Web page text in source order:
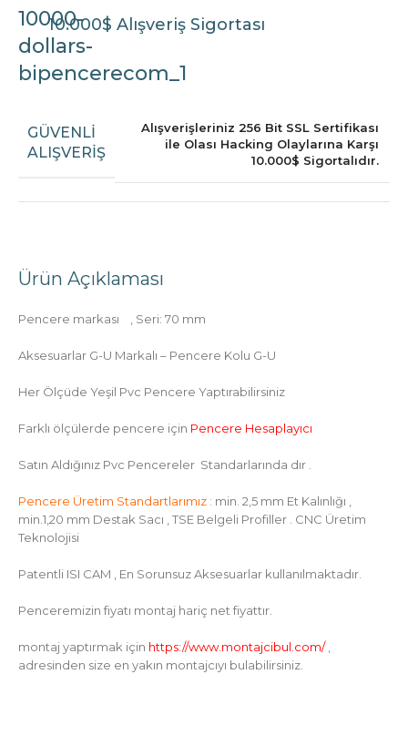
Ürün Açıklaması
Pencere markası , Seri: 70 mm
Aksesuarlar G-U Markalı – Pencere Kolu G-U
Her Ölçüde Yeşil Pvc Pencere Yaptırabilirsiniz
Farklı ölçülerde pencere için Pencere Hesaplayıcı
Satın Aldığınız Pvc Pencereler Standarlarında dır .
Pencere Üretim Standartlarımız : min. 2,5 mm Et Kalınlığı ,
min.1,20 mm Destak Sacı , TSE Belgeli Profiller . CNC Üretim
Teknolojisi
Patentli ISI CAM , En Sorunsuz Aksesuarlar kullanılmaktadır.
Penceremizin fiyatı montaj hariç net fiyattır.
montaj yaptırmak için https://www.montajcibul.com/,
adresinden size en yakın montajcıyı bulabilirsiniz.
10.000$ Alışveriş Sigortası
GÜVENLI
ALIŞVERIŞ
Alışverişleriniz 256 Bit SSL Sertifikası
ile Olası Hacking Olaylarına Karşı
10.000$ Sigortalıdır.